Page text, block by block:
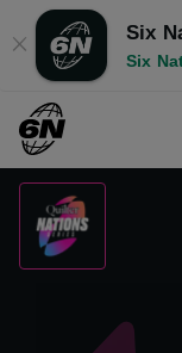
✕
Six
Six